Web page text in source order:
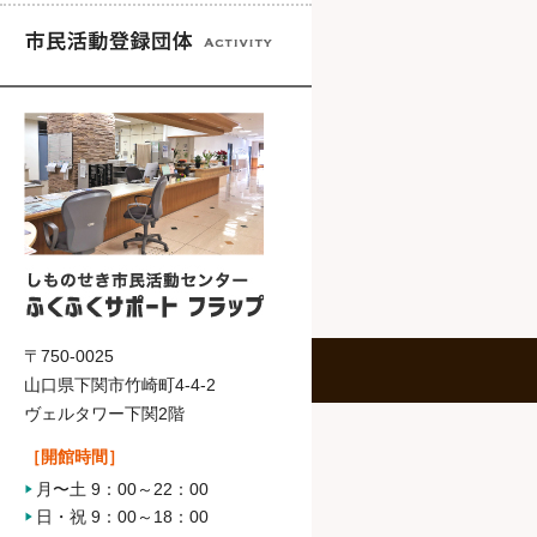
〒750-0025
山口県下関市竹崎町4-4-2
ヴェルタワー下関2階
［開館時間］
月〜土 9：00～22：00
日・祝 9：00～18：00